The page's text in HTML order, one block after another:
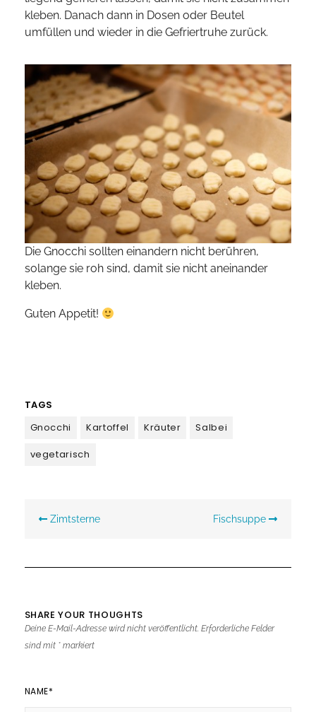
kleben. Danach dann in Dosen oder Beutel
umfüllen und wieder in die Gefriertruhe zurück.
Die Gnocchi sollten einandern nicht berühren,
solange sie roh sind, damit sie nicht aneinander
kleben.
Guten Appetit!
TAGS
Gnocchi
Kartoffel Kräuter
Salbei
vegetarisch
Zimtsterne Fischsuppe
SHARE YOUR THOUGHTS
Deine E-Mail-Adresse wird nicht veröffentlicht. Erforderliche Felder
sind mit *markiert
NAME*